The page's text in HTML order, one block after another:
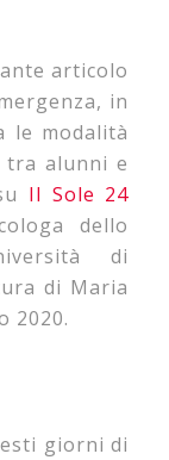
articolo
in
le modalità
alunni e
Il Sole 24
dello
di
di Maria
2020.
giorni di